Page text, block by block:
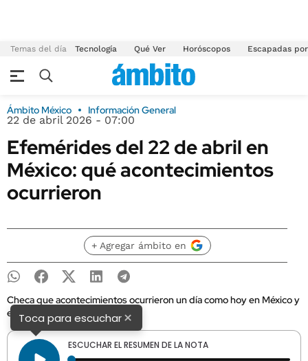
Temas del día Tecnología Qué Ver Horóscopos Escapadas
Ámbito México Información General
22 de abril 2026 - 07:00
Efemérides del 22 de abril en
México: qué acontecimientos
ocurrieron
+ Agregar ámbito en
Checa que acontecimientos ocurrieron un día como hoy en México y
el mundo.
Toca para escuchar×
ESCUCHAR EL RESUMEN DE LA NOTA